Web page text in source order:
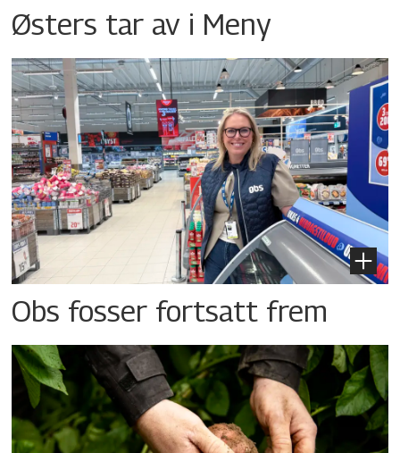
Østers tar av i Meny
Obs fosser fortsatt frem